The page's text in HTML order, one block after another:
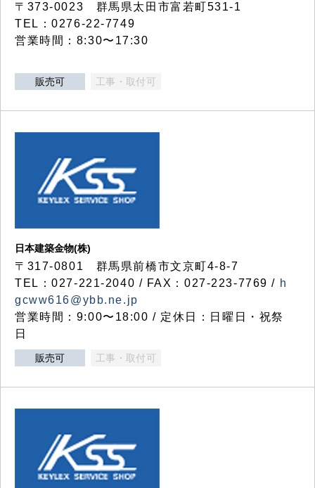
〒373-0023 群馬県太田市富若町531-1
TEL：0276-22-7749
営業時間：8:30〜17:30
販売可 工事・取付可
日本建築金物(株)
〒317‐0801 群馬県前橋市文京町4-8-7
TEL：027-221-2040 / FAX：027-223-7769 / h
gcww616@ybb.ne.jp
営業時間：9:00〜18:00 / 定休日：日曜日・祝祭
日
販売可 工事・取付可